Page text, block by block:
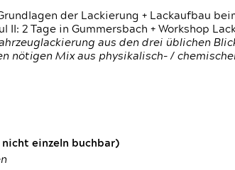
der Lackierung + Lackaufbau
2 Tage in Gummersbach + Workshop
aus den drei üblichen
nötigen Mix aus physikalisch- /
einzeln buchbar)